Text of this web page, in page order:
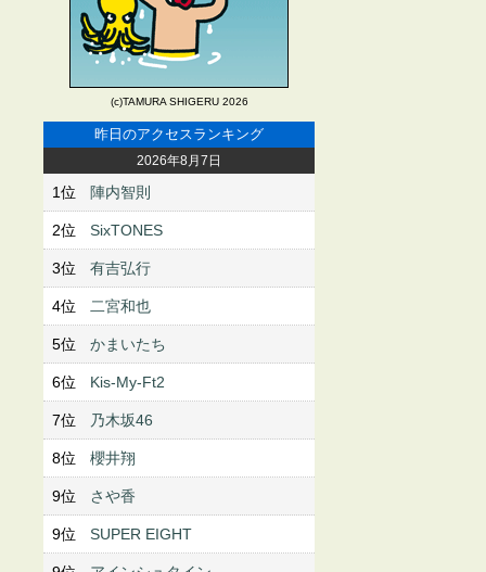
(c)TAMURA SHIGERU 2026
昨日のアクセスランキング
2026年8月7日
1位 陣内智則
2位 SixTONES
3位 有吉弘行
4位 二宮和也
5位 かまいたち
6位 Kis-My-Ft2
7位 乃木坂46
8位 櫻井翔
9位 さや香
9位 SUPER EIGHT